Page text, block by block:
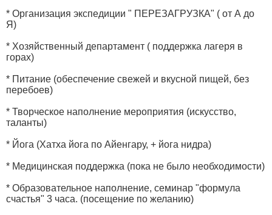
* Организация экспедиции " ПЕРЕЗАГРУЗКА" ( от А до
Я)
* Хозяйственный департамент ( поддержка лагеря в
горах)
* Питание (обеспечение свежей и вкусной пищей, без
перебоев)
* Творческое наполнение мероприятия (искусство,
таланты)
* Йога (Хатха йога по Айенгару, + йога нидра)
* Медицинская поддержка (пока не было необходимости)
* Образовательное наполнение, семинар "формула
счастья" 3 часа. (посещение по желанию)